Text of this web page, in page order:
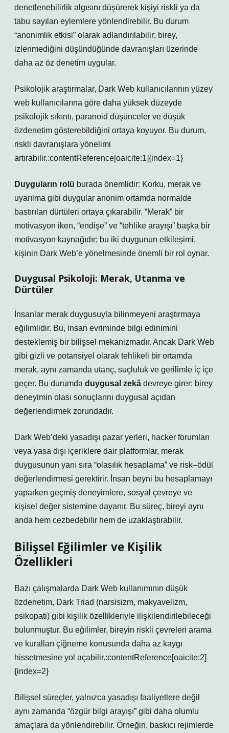
denetlenebilirlik algısını düşürerek kişiyi riskli ya da
tabu sayılan eylemlere yönlendirebilir. Bu durum
“anonimlik etkisi” olarak adlandırılabilir; birey,
izlenmediğini düşündüğünde davranışları üzerinde
daha az öz denetim uygular.
Psikolojik araştırmalar, Dark Web kullanıcılarının yüzey
web kullanıcılarına göre daha yüksek düzeyde
psikolojik sıkıntı, paranoid düşünceler ve düşük
özdenetim gösterebildiğini ortaya koyuyor. Bu durum,
riskli davranışlara yönelimi
artırabilir.:contentReference[oaicite:1]{index=1}
Duyguların rolü burada önemlidir: Korku, merak ve
uyarılma gibi duygular anonim ortamda normalde
bastırılan dürtüleri ortaya çıkarabilir. “Merak” bir
motivasyon iken, “endişe” ve “tehlike arayışı” başka bir
motivasyon kaynağıdır; bu iki duygunun etkileşimi,
kişinin Dark Web’e yönelmesinde önemli bir rol oynar.
Duygusal Psikoloji: Merak, Utanma ve
Dürtüler
İnsanlar merak duygusuyla bilinmeyeni araştırmaya
eğilimlidir. Bu, insan evriminde bilgi edinimini
desteklemiş bir bilişsel mekanizmadır. Ancak Dark Web
gibi gizli ve potansiyel olarak tehlikeli bir ortamda
merak, aynı zamanda utanç, suçluluk ve gerilimle iç içe
geçer. Bu durumda duygusal zekâ devreye girer: birey
deneyimin olası sonuçlarını duygusal açıdan
değerlendirmek zorundadır.
Dark Web’deki yasadışı pazar yerleri, hacker forumları
veya yasa dışı içeriklere dair platformlar, merak
duygusunun yanı sıra “olasılık hesaplama” ve risk–ödül
değerlendirmesi gerektirir. İnsan beyni bu hesaplamayı
yaparken geçmiş deneyimlere, sosyal çevreye ve
kişisel değer sistemine dayanır. Bu süreç, bireyi aynı
anda hem cezbedebilir hem de uzaklaştırabilir.
Bilişsel Eğilimler ve Kişilik
Özellikleri
Bazı çalışmalarda Dark Web kullanımının düşük
özdenetim, Dark Triad (narsisizm, makyavelizm,
psikopati) gibi kişilik özellikleriyle ilişkilendirilebileceği
bulunmuştur. Bu eğilimler, bireyin riskli çevreleri arama
ve kuralları çiğneme konusunda daha az kaygı
hissetmesine yol açabilir.:contentReference[oaicite:2]
{index=2}
Bilişsel süreçler, yalnızca yasadışı faaliyetlere değil
aynı zamanda “özgür bilgi arayışı” gibi daha olumlu
amaçlara da yönlendirebilir. Örneğin, baskıcı rejimlerde